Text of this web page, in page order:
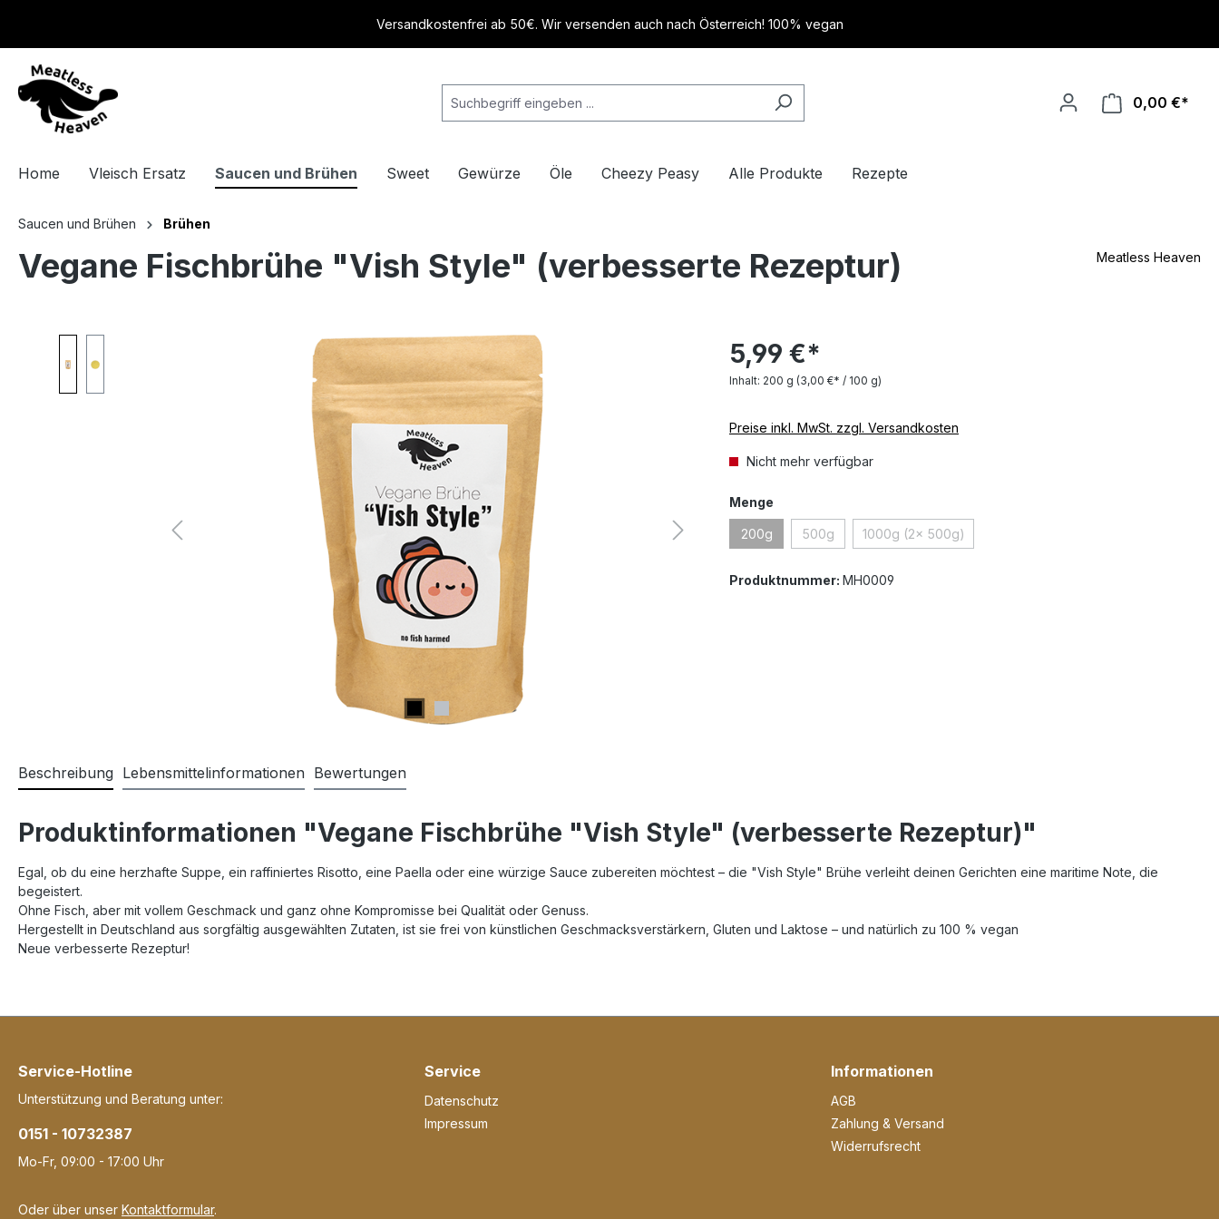
Versandkostenfrei ab 50€. Wir versenden auch nach Österreich! 100% vegan
0,00 €*
Home Vleisch Ersatz Saucen und Brühen Sweet Gewürze Öle Cheezy Peasy Alle Produkte Rezepte
Saucen und Brühen Brühen
Vegane Fischbrühe "Vish Style" (verbesserte Rezeptur) Meatless Heaven
5,99 €*
Inhalt: 200 g (3,00 €* / 100 g)
Preise inkl. MwSt. zzgl. Versandkosten
Nicht mehr verfügbar
Menge
200g(Diese Option ist zurzeit nicht verfügbar.)
500g(Diese Option ist zurzeit nicht verfügbar.)
1000g (2x 500g)(Diese Option ist zurzeit nicht verfügbar.)
Produktnummer: MH0009
Beschreibung Lebensmittelinformationen Bewertungen
Produktinformationen "Vegane Fischbrühe "Vish Style" (verbesserte Rezeptur)"
Egal, ob du eine herzhafte Suppe, ein raffiniertes Risotto, eine Paella oder eine würzige Sauce zubereiten möchtest – die "Vish Style" Brühe verleiht deinen Gerichten eine maritime Note, die
begeistert.
Ohne Fisch, aber mit vollem Geschmack und ganz ohne Kompromisse bei Qualität oder Genuss.
Hergestellt in Deutschland aus sorgfältig ausgewählten Zutaten, ist sie frei von künstlichen Geschmacksverstärkern, Gluten und Laktose – und natürlich zu 100 % vegan
Neue verbesserte Rezeptur!
Service-Hotline
Unterstützung und Beratung unter:
0151 - 10732387
Mo-Fr, 09:00 - 17:00 Uhr
Oder über unser Kontaktformular.
Service
Datenschutz
Impressum
Informationen
AGB
Zahlung & Versand
Widerrufsrecht